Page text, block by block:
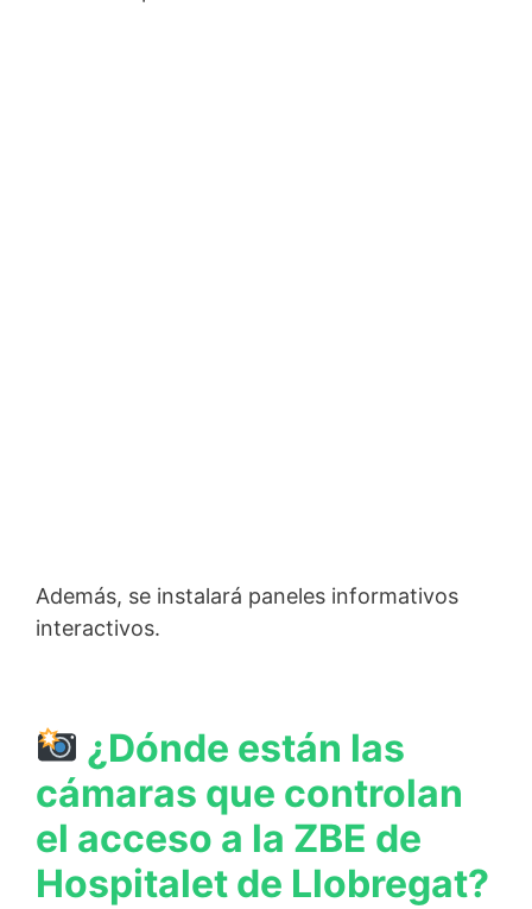
Además, se instalará paneles informativos
interactivos.
¿Dónde están las
cámaras que controlan
el acceso a la ZBE de
Hospitalet de Llobregat?